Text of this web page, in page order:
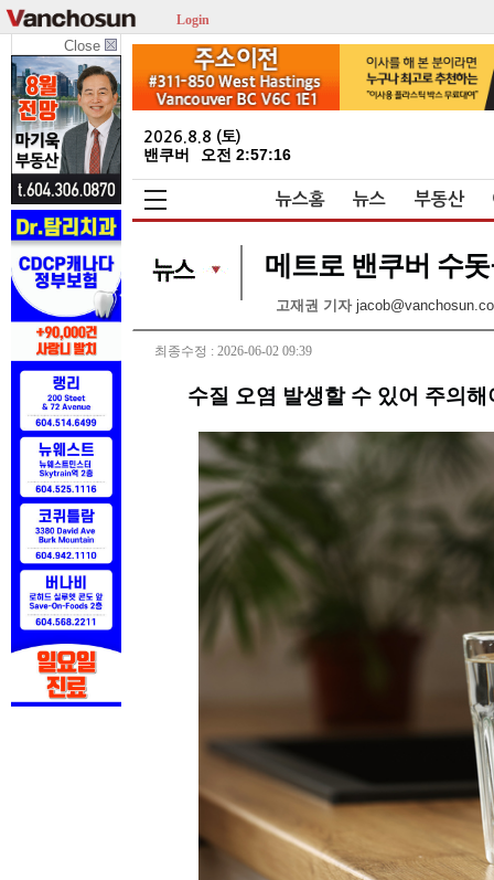
Login
Close
2026.8.8 (토)
밴쿠버 오전 2:57:17
뉴스홈 뉴스 부동산
메트로 밴쿠버 수돗
고재권 기자
최종수정 : 2026-06-02 09:39
수질 오염 발생할 수 있어 주의해